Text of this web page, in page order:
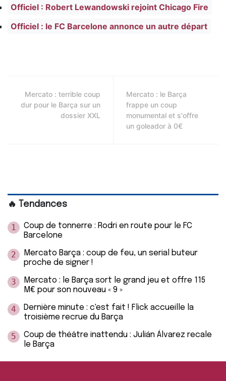
Officiel : Robert Lewandowski rejoint Chicago Fire
Officiel : le FC Barcelone annonce un autre départ
Mercato : terrible coup
dur pour le Barça sur un
dossier XXL
Mercato : le Barça
frappe un coup
monumental et s'offre
un goleador à 0€
🔥 Tendances
1
Coup de tonnerre : Rodri en route pour le FC
Barcelone
2
Mercato Barça : coup de feu, un serial buteur
proche de signer !
3
Mercato : le Barça sort le grand jeu et offre 115
M€ pour son nouveau « 9 »
4
Dernière minute : c'est fait ! Flick accueille la
troisième recrue du Barça
5
Coup de théâtre inattendu : Julián Álvarez recale
le Barça